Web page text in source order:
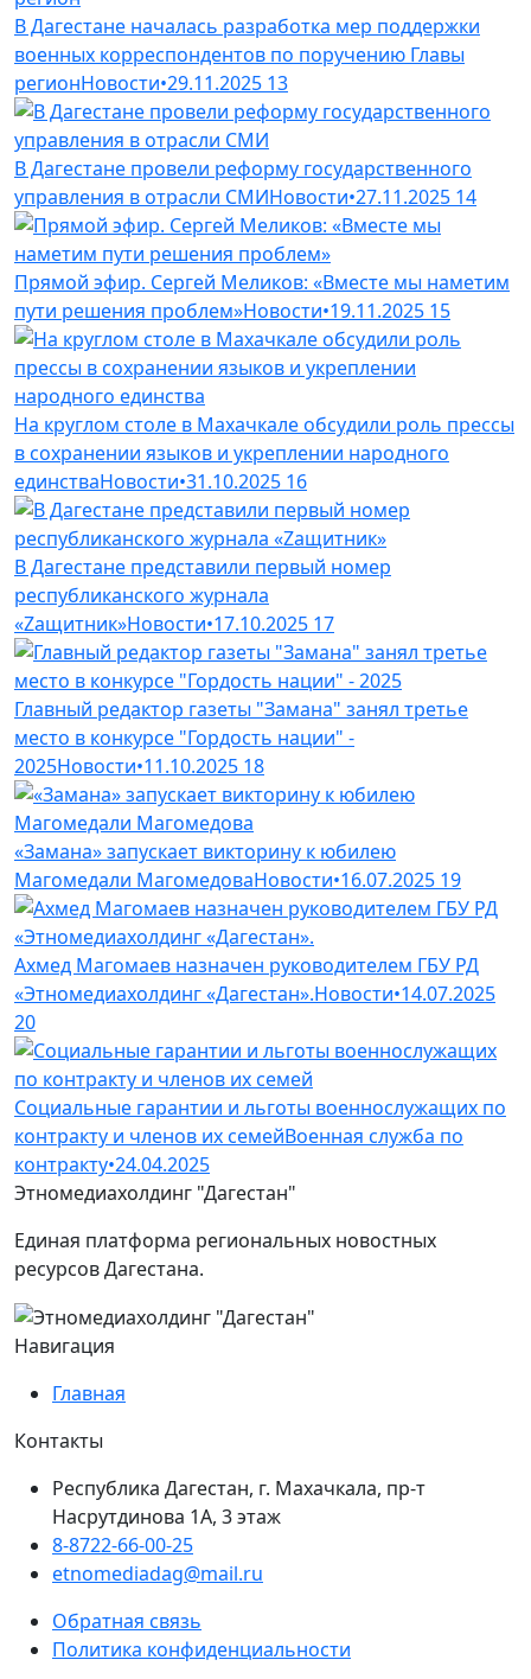
В Дагестане началась разработка мер поддержки
военных корреспондентов по поручению Главы
регионНовости•29.11.2025 13
В Дагестане провели реформу государственного
управления в отрасли СМИНовости•27.11.2025 14
Прямой эфир. Сергей Меликов: «Вместе мы наметим
пути решения проблем»Новости•19.11.2025 15
На круглом столе в Махачкале обсудили роль прессы
в сохранении языков и укреплении народного
единстваНовости•31.10.2025 16
В Дагестане представили первый номер
республиканского журнала
«Zащитник»Новости•17.10.2025 17
Главный редактор газеты "Замана" занял третье
место в конкурсе "Гордость нации" -
2025Новости•11.10.2025 18
«Замана» запускает викторину к юбилею
Магомедали МагомедоваНовости•16.07.2025 19
Ахмед Магомаев назначен руководителем ГБУ РД
«Этномедиахолдинг «Дагестан».Новости•14.07.2025
20
Социальные гарантии и льготы военнослужащих по
контракту и членов их семейВоенная служба по
контракту•24.04.2025
Этномедиахолдинг "Дагестан"
Единая платформа региональных новостных
ресурсов Дагестана.
Навигация
Главная
Контакты
Республика Дагестан, г. Махачкала, пр-т
Насрутдинова 1А, 3 этаж
8-8722-66-00-25
etnomediadag@mail.ru
Обратная связь
Политика конфиденциальности